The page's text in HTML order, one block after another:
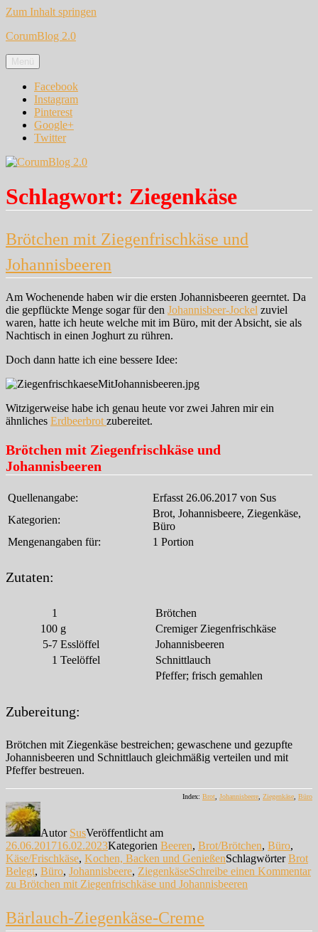
Zum Inhalt springen
CorumBlog 2.0
Menü
Facebook
Instagram
Pinterest
Google+
Twitter
Schlagwort: Ziegenkäse
Brötchen mit Ziegenfrischkäse und
Johannisbeeren
Am Wochenende haben wir die ersten Johannisbeeren geerntet. Da
die gepflückte Menge sogar für den Johannisbeer-Jockel zuviel
waren, hatte ich heute welche mit im Büro, mit der Absicht, sie als
Nachtisch in einen Joghurt zu rühren.
Doch dann hatte ich eine bessere Idee:
Witzigerweise habe ich genau heute vor zwei Jahren mir ein
ähnliches Erdbeerbrot zubereitet.
Brötchen mit Ziegenfrischkäse und
Johannisbeeren
Quellenangabe:
Erfasst 26.06.2017 von Sus
Kategorien:
Brot, Johannisbeere, Ziegenkäse,
Büro
Mengenangaben für:
1 Portion
Zutaten:
1
Brötchen
100 g
Cremiger Ziegenfrischkäse
5-7 Esslöffel
Johannisbeeren
1 Teelöffel
Schnittlauch
Pfeffer; frisch gemahlen
Zubereitung:
Brötchen mit Ziegenkäse bestreichen; gewaschene und gezupfte
Johannisbeeren und Schnittlauch gleichmäßig verteilen und mit
Pfeffer bestreuen.
Index: Brot, Johannisbeere, Ziegenkäse, Büro
Autor SusVeröffentlicht am
26.06.201716.02.2023Kategorien Beeren, Brot/Brötchen, Büro,
Käse/Frischkäse, Kochen, Backen und GenießenSchlagwörterBrot
Belegt, Büro, Johannisbeere, ZiegenkäseSchreibe einen Kommentar
zu Brötchen mit Ziegenfrischkäse und Johannisbeeren
Bärlauch-Ziegenkäse-Creme